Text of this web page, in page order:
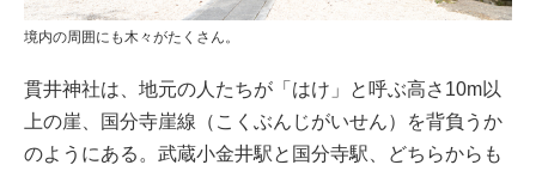
境内の周囲にも木々がたくさん。
貫井神社は、地元の人たちが「はけ」と呼ぶ高さ10m以
上の崖、国分寺崖線（こくぶんじがいせん）を背負うか
のようにある。武蔵小金井駅と国分寺駅、どちらからも